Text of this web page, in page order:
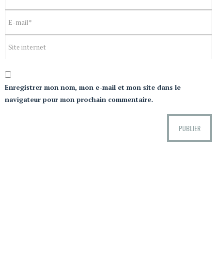
Enregistrer mon nom, mon e-mail et mon site dans le
navigateur pour mon prochain commentaire.